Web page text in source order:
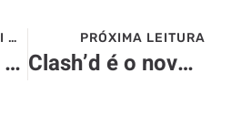
ANTERIORMENTE AQUI NO SITE>>>
Comemore seu aniversário no Rock Me Mamma
PRÓXIMA LEITURA
Clash’d é o novo lançamento da Heineken